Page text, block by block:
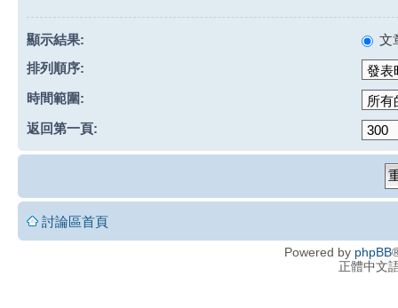
顯示結果:
文
排列順序:
時間範圍:
返回第一頁:
討論區首頁
Powered by phpBB
正體中文